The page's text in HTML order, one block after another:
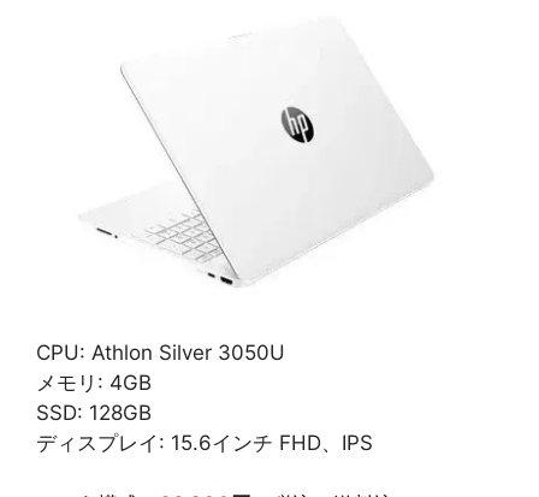
CPU: Athlon Silver 3050U
メモリ: 4GB
SSD: 128GB
ディスプレイ: 15.6インチ FHD、IPS